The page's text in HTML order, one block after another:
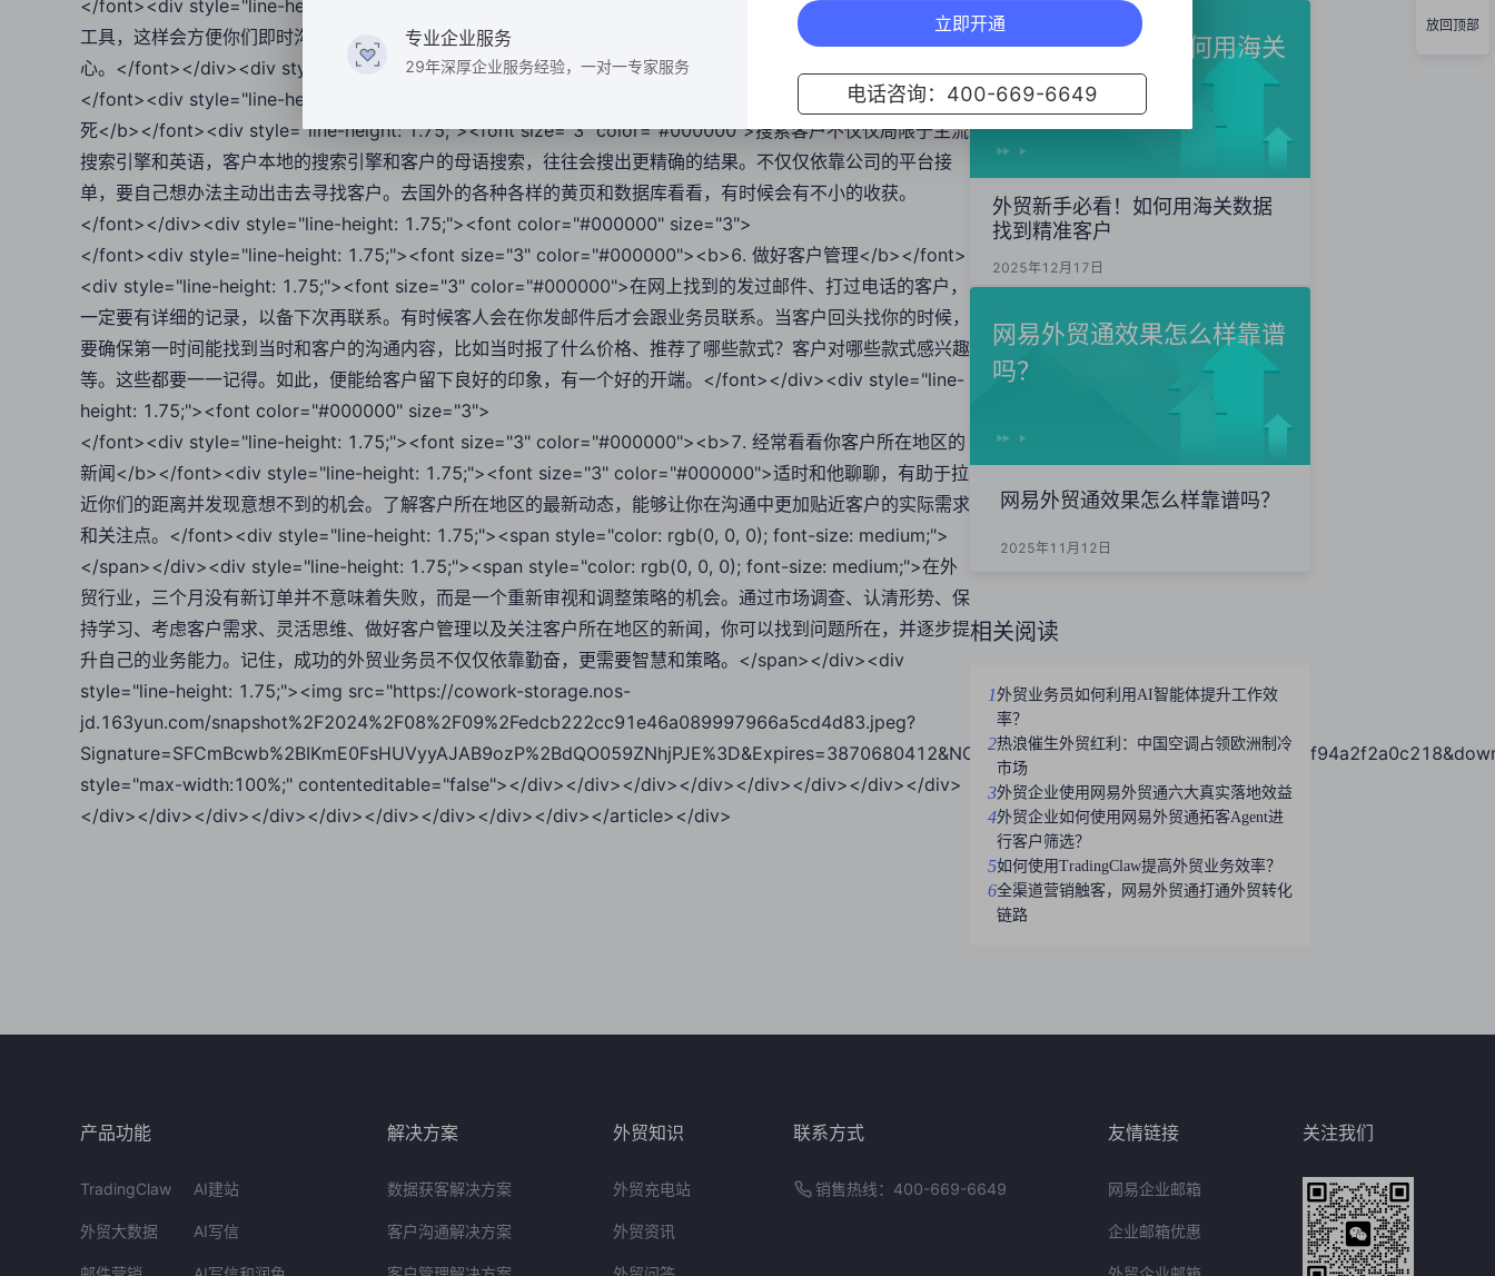
</font><div style="line-height: 1.75;"><font size="3" color="#000000">如果可以，尽量用客户常用的聊天
工具，这样会方便你们即时沟通。了解客户的需求和习惯，提前准备好解决方案，能够让客户感受到你的专业和用
心。</font></div><div style="line-height: 1.75;"><font color="#000000" size="3">
</font><div style="line-height: 1.75;"><font size="3" color="#000000"><b>5. 思维灵活，不在一棵树上吊
死</b></font><div style="line-height: 1.75;"><font size="3" color="#000000">搜索客户不仅仅局限于主流
搜索引擎和英语，客户本地的搜索引擎和客户的母语搜索，往往会搜出更精确的结果。不仅仅依靠公司的平台接
单，要自己想办法主动出击去寻找客户。去国外的各种各样的黄页和数据库看看，有时候会有不小的收获。
</font></div><div style="line-height: 1.75;"><font color="#000000" size="3">
</font><div style="line-height: 1.75;"><font size="3" color="#000000"><b>6. 做好客户管理</b></font>
<div style="line-height: 1.75;"><font size="3" color="#000000">在网上找到的发过邮件、打过电话的客户，
一定要有详细的记录，以备下次再联系。有时候客人会在你发邮件后才会跟业务员联系。当客户回头找你的时候，
要确保第一时间能找到当时和客户的沟通内容，比如当时报了什么价格、推荐了哪些款式？客户对哪些款式感兴趣
等。这些都要一一记得。如此，便能给客户留下良好的印象，有一个好的开端。</font></div><div style="line-
height: 1.75;"><font color="#000000" size="3">
</font><div style="line-height: 1.75;"><font size="3" color="#000000"><b>7. 经常看看你客户所在地区的
新闻</b></font><div style="line-height: 1.75;"><font size="3" color="#000000">适时和他聊聊，有助于拉
近你们的距离并发现意想不到的机会。了解客户所在地区的最新动态，能够让你在沟通中更加贴近客户的实际需求
和关注点。</font><div style="line-height: 1.75;"><span style="color: rgb(0, 0, 0); font-size: medium;">
</span></div><div style="line-height: 1.75;"><span style="color: rgb(0, 0, 0); font-size: medium;">在外
贸行业，三个月没有新订单并不意味着失败，而是一个重新审视和调整策略的机会。通过市场调查、认清形势、保
持学习、考虑客户需求、灵活思维、做好客户管理以及关注客户所在地区的新闻，你可以找到问题所在，并逐步提
升自己的业务能力。记住，成功的外贸业务员不仅仅依靠勤奋，更需要智慧和策略。</span></div><div
style="line-height: 1.75;"><img src="https://cowork-storage.nos-
jd.163yun.com/snapshot%2F2024%2F08%2F09%2Fedcb222cc91e46a089997966a5cd4d83.jpeg?
style="max-width:100%;" contenteditable="false"></div></div></div></div></div></div></div></div>
</div></div></div></div></div></div></div></div></div></article></div>
外贸新手必看！如何用海关
数据找到精准客户
外贸新手必看！如何用海关数据
找到精准客户
2025年12月17日
网易外贸通效果怎么样靠谱
吗？
网易外贸通效果怎么样靠谱吗？
2025年11月12日
相关阅读
1外贸业务员如何利用AI智能体提升工作效
率？
2热浪催生外贸红利：中国空调占领欧洲制冷
市场
3外贸企业使用网易外贸通六大真实落地效益
4外贸企业如何使用网易外贸通拓客Agent进
行客户筛选？
5如何使用TradingClaw提高外贸业务效率？
6全渠道营销触客，网易外贸通打通外贸转化
链路
产品功能
TradingClaw
外贸大数据
AI建站
AI写信
解决方案
数据获客解决方案
客户沟通解决方案
外贸知识
外贸充电站
外贸资讯
联系方式
销售热线：400-669-6649
友情链接
网易企业邮箱
企业邮箱优惠
关注我们
专业企业服务
29年深厚企业服务经验，一对一专家服务
立即开通
电话咨询：400-669-6649
放回顶部